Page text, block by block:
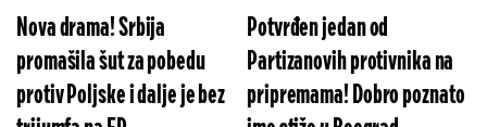
Nova drama! Srbija
promašila šut za pobedu
protiv Poljske i dalje je bez
Potvrđen jedan od
Partizanovih protivnika na
pripremama! Dobro poznato